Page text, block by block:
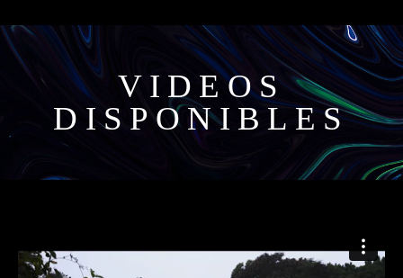
VIDEOS
DISPONIBLES